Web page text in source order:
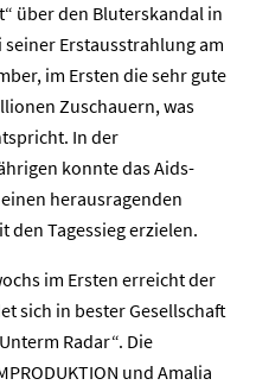
über den Bluterskandal in
Erstausstrahlung am
im Ersten die sehr gute
Zuschauern, was
In der
konnte das Aids-
herausragenden
den Tagessieg erzielen.
im Ersten erreicht der
sich in bester Gesellschaft
Radar“. Die
und Amalia